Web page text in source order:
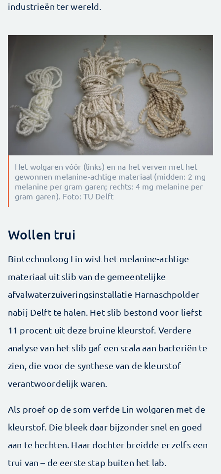
industrieën ter wereld.
Het wolgaren vóór (links) en na het verven met het
gewonnen melanine-achtige materiaal (midden: 2 mg
melanine per gram garen; rechts: 4 mg melanine per
gram garen). Foto: TU Delft
Wollen trui
Biotechnoloog Lin wist het melanine-achtige
materiaal uit slib van de gemeentelijke
afvalwaterzuiveringsinstallatie Harnaschpolder
nabij Delft te halen. Het slib bestond voor liefst
11 procent uit deze bruine kleurstof. Verdere
analyse van het slib gaf een scala aan bacteriën te
zien, die voor de synthese van de kleurstof
verantwoordelijk waren.
Als proef op de som verfde Lin wolgaren met de
kleurstof. Die bleek daar bijzonder snel en goed
aan te hechten. Haar dochter breidde er zelfs een
trui van – de eerste stap buiten het lab.